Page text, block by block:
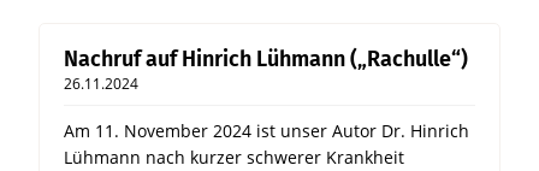
Nachruf auf Hinrich Lühmann („Rachulle“)
26.11.2024
Am 11. November 2024 ist unser Autor Dr. Hinrich
Lühmann nach kurzer schwerer Krankheit